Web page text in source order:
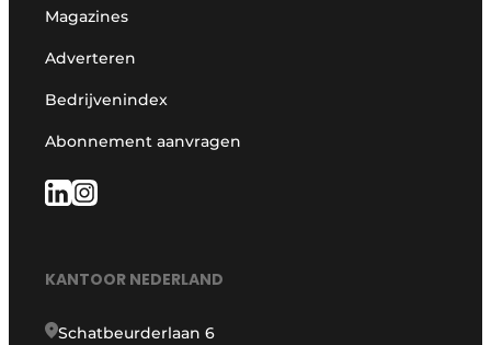
Magazines
Adverteren
Bedrijvenindex
Abonnement aanvragen
KANTOOR NEDERLAND
Schatbeurderlaan 6